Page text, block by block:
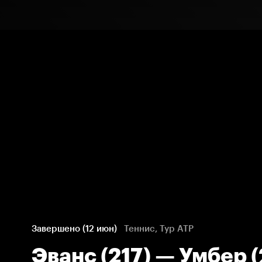
Завершено (12 июн) Теннис, Тур ATP
Эванс (217) — Умбер